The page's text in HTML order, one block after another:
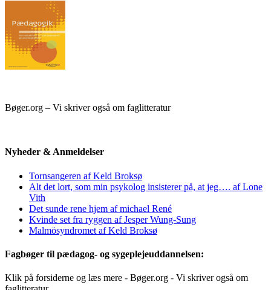
Bøger.org – Vi skriver også om faglitteratur
Nyheder & Anmeldelser
Tornsangeren af Keld Broksø
Alt det lort, som min psykolog insisterer på, at jeg…. af Lone
Vith
Det sunde rene hjem af michael René
Kvinde set fra ryggen af Jesper Wung-Sung
Malmösyndromet af Keld Broksø
Fagbøger til pædagog- og sygeplejeuddannelsen:
Klik på forsiderne og læs mere - Bøger.org - Vi skriver også om